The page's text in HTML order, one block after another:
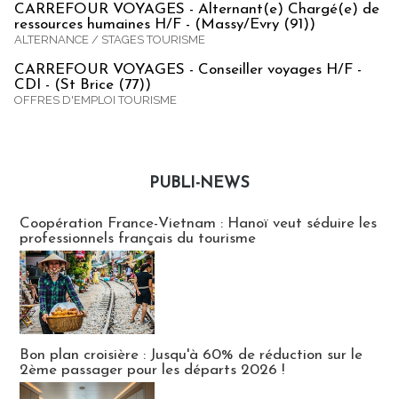
CARREFOUR VOYAGES - Alternant(e) Chargé(e) de
ressources humaines H/F - (Massy/Evry (91))
ALTERNANCE / STAGES TOURISME
CARREFOUR VOYAGES - Conseiller voyages H/F -
CDI - (St Brice (77))
OFFRES D'EMPLOI TOURISME
PUBLI-NEWS
Coopération France-Vietnam : Hanoï veut séduire les
professionnels français du tourisme
Bon plan croisière : Jusqu'à 60% de réduction sur le
2ème passager pour les départs 2026 !